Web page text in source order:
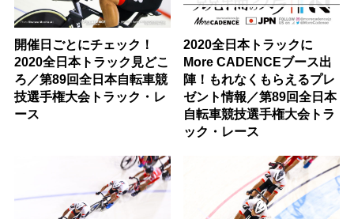
開催日ごとにチェック！
2020全日本トラック見どこ
ろ／第89回全日本自転車競
技選手権大会トラック・レ
ース
2020全日本トラックに
More CADENCEブース出
陣！もれなくもらえるプレ
ゼント情報／第89回全日本
自転車競技選手権大会トラ
ック・レース